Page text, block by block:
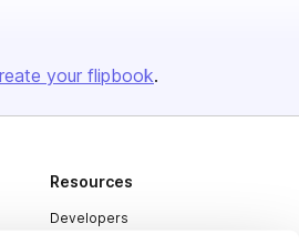
your flipbook.
Resources
Developers